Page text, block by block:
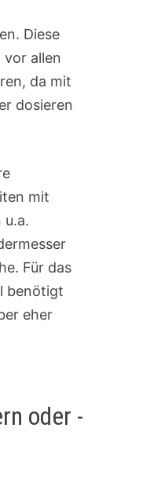
Diese
vor allen
da mit
dosieren
mit
u.a.
Für das
benötigt
eher
oder -